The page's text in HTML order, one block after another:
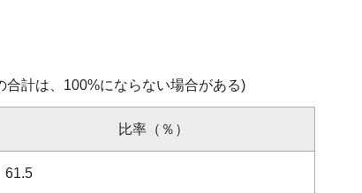
計は、100%にならない場合がある)
比率（％）
61.5